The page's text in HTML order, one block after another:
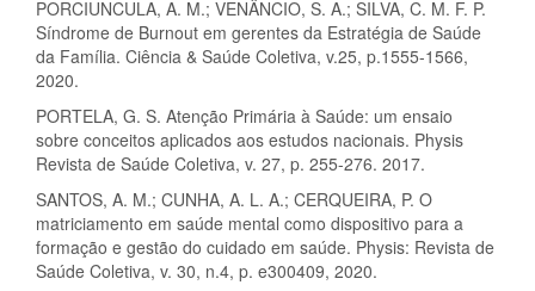
PORCIUNCULA, A. M.; VENÂNCIO, S. A.; SILVA, C. M. F. P.
Síndrome de Burnout em gerentes da Estratégia de Saúde
da Família. Ciência & Saúde Coletiva, v.25, p.1555-1566,
2020.
PORTELA, G. S. Atenção Primária à Saúde: um ensaio
sobre conceitos aplicados aos estudos nacionais. Physis
Revista de Saúde Coletiva, v. 27, p. 255-276. 2017.
SANTOS, A. M.; CUNHA, A. L. A.; CERQUEIRA, P. O
matriciamento em saúde mental como dispositivo para a
formação e gestão do cuidado em saúde. Physis: Revista de
Saúde Coletiva, v. 30, n.4, p. e300409, 2020.